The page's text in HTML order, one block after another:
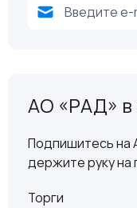
АО «РАД» в
Подпишитесь на
держите руку на
Торги